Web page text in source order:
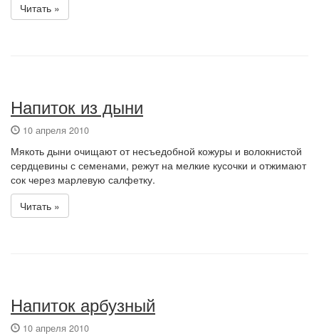
Читать »
Напиток из дыни
10 апреля 2010
Мякоть дыни очищают от несъедобной кожуры и волокнистой
сердцевины с семенами, режут на мелкие кусочки и отжимают
сок через марлевую салфетку.
Читать »
Напиток арбузный
10 апреля 2010